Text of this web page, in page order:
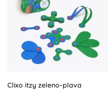
Clixo itzy zeleno-plava